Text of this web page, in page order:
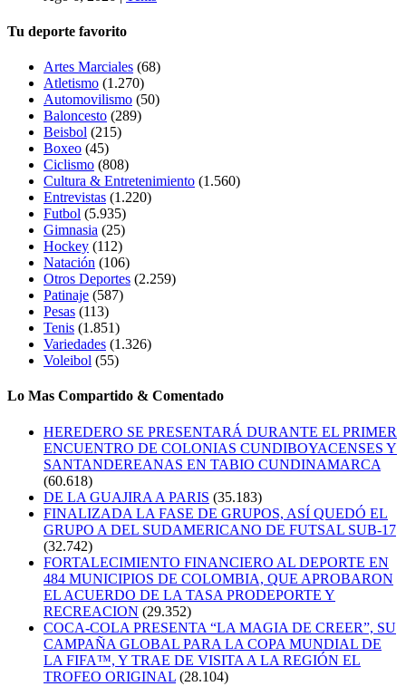
Tu deporte favorito
Artes Marciales (68)
Atletismo (1.270)
Automovilismo (50)
Baloncesto (289)
Beisbol (215)
Boxeo (45)
Ciclismo (808)
Cultura & Entretenimiento (1.560)
Entrevistas (1.220)
Futbol (5.935)
Gimnasia (25)
Hockey (112)
Natación (106)
Otros Deportes (2.259)
Patinaje (587)
Pesas (113)
Tenis (1.851)
Variedades (1.326)
Voleibol (55)
Lo Mas Compartido & Comentado
HEREDERO SE PRESENTARÁ DURANTE EL PRIMER
ENCUENTRO DE COLONIAS CUNDIBOYACENSES Y
SANTANDEREANAS EN TABIO CUNDINAMARCA
(60.618)
DE LA GUAJIRA A PARIS (35.183)
FINALIZADA LA FASE DE GRUPOS, ASÍ QUEDÓ EL
GRUPO A DEL SUDAMERICANO DE FUTSAL SUB-17
(32.742)
FORTALECIMIENTO FINANCIERO AL DEPORTE EN
484 MUNICIPIOS DE COLOMBIA, QUE APROBARON
EL ACUERDO DE LA TASA PRODEPORTE Y
RECREACION (29.352)
COCA-COLA PRESENTA “LA MAGIA DE CREER”, SU
CAMPAÑA GLOBAL PARA LA COPA MUNDIAL DE
LA FIFA™, Y TRAE DE VISITA A LA REGIÓN EL
TROFEO ORIGINAL (28.104)